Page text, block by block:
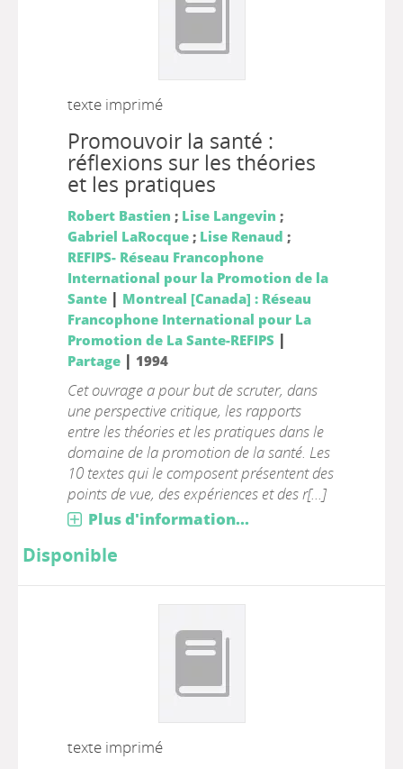
texte imprimé
Promouvoir la santé :
réflexions sur les théories
et les pratiques
Robert Bastien ; Lise Langevin ;
Gabriel LaRocque; Lise Renaud ;
REFIPS- Réseau Francophone
International pour la Promotion de la
Sante | Montreal [Canada] : Réseau
Francophone International pour La
Promotion de La Sante-REFIPS |
Partage| 1994
Cet ouvrage a pour but de scruter, dans
une perspective critique, les rapports
entre les théories et les pratiques dans le
domaine de la promotion de la santé. Les
10 textes qui le composent présentent des
points de vue, des expériences et des r[...]
Plus d'information...
Disponible
texte imprimé